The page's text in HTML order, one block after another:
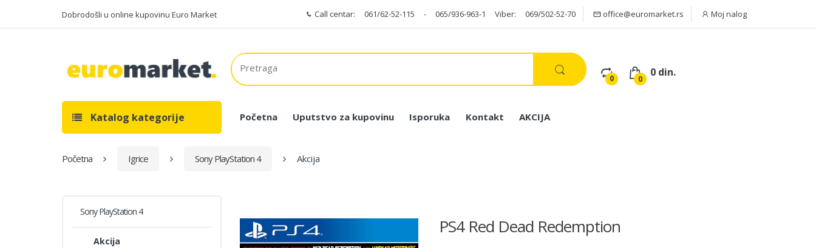
Dobrodošli u online kupovinu Euro Market Call centar: 061/62-52-115 - 065/936-963-1 Viber: 069/502-52-70 office@euromarket.rs Moj nalog
0 0
0 din.
Katalog kategorije Početna Uputstvo za kupovinu Isporuka Kontakt AKCIJA
Početna Igrice Sony PlayStation 4 Akcija
Sony PlayStation 4
Akcija
PS4 Red Dead Redemption